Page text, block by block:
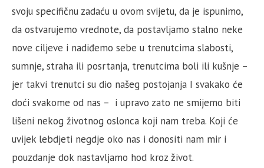
svoju specifičnu zadaću u ovom svijetu, da je ispunimo,
da ostvarujemo vrednote, da postavljamo stalno neke
nove ciljeve i nadiđemo sebe u trenutcima slabosti,
sumnje, straha ili posrtanja, trenutcima boli ili kušnje –
jer takvi trenutci su dio našeg postojanja I svakako će
doći svakome od nas – i upravo zato ne smijemo biti
lišeni nekog životnog oslonca koji nam treba. Koji će
uvijek lebdjeti negdje oko nas i donositi nam mir i
pouzdanje dok nastavljamo hod kroz život.